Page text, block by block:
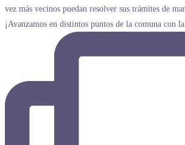
¡Avanzamos en distintos puntos de la comuna con la